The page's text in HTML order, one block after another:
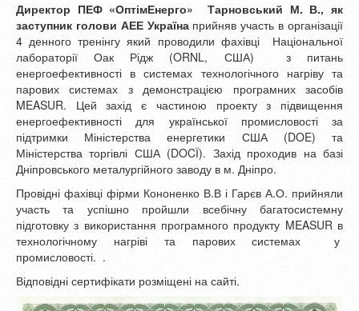
Директор ПЕФ «ОптімЕнерго» Тарновський М. В., як
заступник голови АЕЕ Українаприйняв участь в організації
4 денного тренінгу який проводили фахівці Національної
лабораторії Оак Рідж (ORNL, США) з питань
енергоефективності в системах технологічного нагріву та
парових системах з демонстрацією програмних засобів
MEASUR. Цей захід є частиною проекту з підвищення
енергоефективності для української промисловості за
підтримки Міністерства енергетики США (DOE) та
Міністерства торгівлі США (DOCЇ). Захід проходив на базі
Дніпровського металургійного заводу в м. Дніпро.
Провідні фахівці фірми Кононенко В.В і Гарєв А.О. прийняли
участь та успішно пройшли всебічну багатосистемну
підготовку з використання програмного продукту MEASUR в
технологічному нагріві та парових системах у
промисловості. .
Відповідні сертифікати розміщені на сайті.